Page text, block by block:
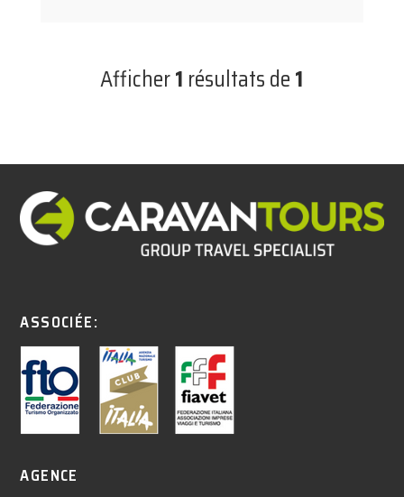
Afficher1 résultats de1
ASSOCIÉE:
AGENCE